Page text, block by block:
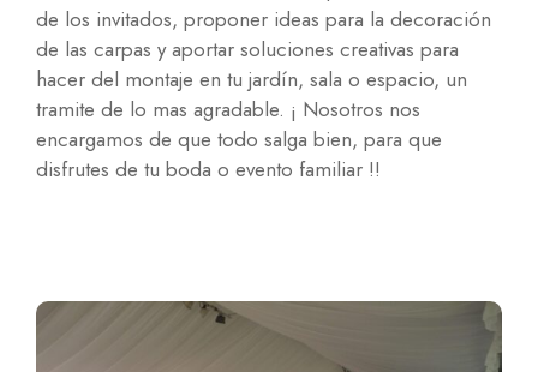
de los invitados, proponer ideas para la decoración
de las carpas y aportar soluciones creativas para
hacer del montaje en tu jardín, sala o espacio, un
tramite de lo mas agradable. ¡ Nosotros nos
encargamos de que todo salga bien, para que
disfrutes de tu boda o evento familiar !!